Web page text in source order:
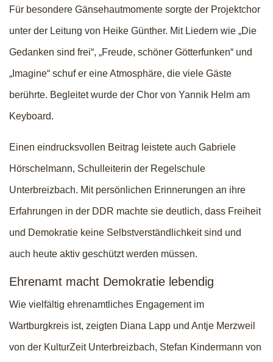
Für besondere Gänsehautmomente sorgte der Projektchor
unter der Leitung von Heike Günther. Mit Liedern wie „Die
Gedanken sind frei“, „Freude, schöner Götterfunken“ und
„Imagine“ schuf er eine Atmosphäre, die viele Gäste
berührte. Begleitet wurde der Chor von Yannik Helm am
Keyboard.
Einen eindrucksvollen Beitrag leistete auch Gabriele
Hörschelmann, Schulleiterin der Regelschule
Unterbreizbach. Mit persönlichen Erinnerungen an ihre
Erfahrungen in der DDR machte sie deutlich, dass Freiheit
und Demokratie keine Selbstverständlichkeit sind und
auch heute aktiv geschützt werden müssen.
Ehrenamt macht Demokratie lebendig
Wie vielfältig ehrenamtliches Engagement im
Wartburgkreis ist, zeigten Diana Lapp und Antje Merzweil
von der KulturZeit Unterbreizbach, Stefan Kindermann von